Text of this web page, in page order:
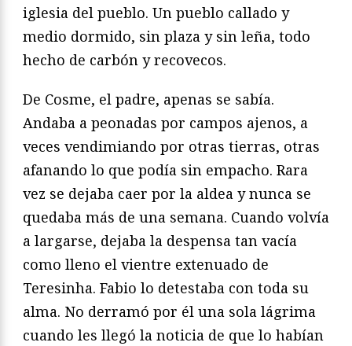
iglesia del pueblo. Un pueblo callado y
medio dormido, sin plaza y sin leña, todo
hecho de carbón y recovecos.
De Cosme, el padre, apenas se sabía.
Andaba a peonadas por campos ajenos, a
veces vendimiando por otras tierras, otras
afanando lo que podía sin empacho. Rara
vez se dejaba caer por la aldea y nunca se
quedaba más de una semana. Cuando volvía
a largarse, dejaba la despensa tan vacía
como lleno el vientre extenuado de
Teresinha. Fabio lo detestaba con toda su
alma. No derramó por él una sola lágrima
cuando les llegó la noticia de que lo habían